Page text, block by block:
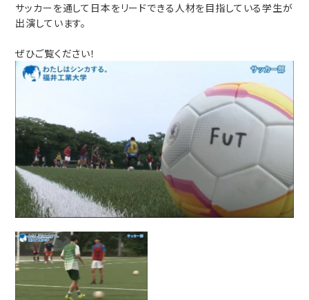
サッカーを通して日本をリードできる人材を目指している学生が
出演しています。
ぜひご覧ください！